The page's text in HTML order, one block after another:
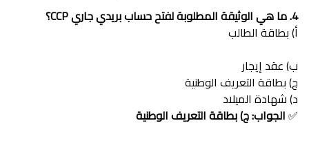
4. ما هي الوثيقة المطلوبة لفتح حساب بريدي جاري CCP؟
أ) بطاقة الطالب
ب) عقد إيجار
ج) بطاقة التعريف الوطنية
د) شهادة الميلاد
✅الجواب: ج) بطاقة التعريف الوطنية